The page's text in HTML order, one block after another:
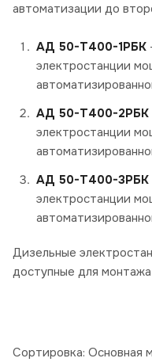
автоматизации до
АД 50-Т400-1РБК
электростанции
АД 50-Т400-2РБК
электростанции
АД 50-Т400-3РБК
электростанции
Дизельные
доступные для
Сортировка: Основная